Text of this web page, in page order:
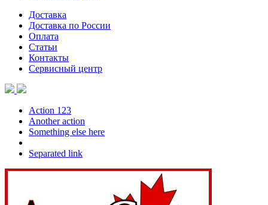
Доставка
Доставка по России
Оплата
Статьи
Контакты
Сервисный центр
Action 123
Another action
Something else here
Separated link